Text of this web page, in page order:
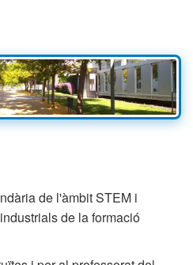
de l'àmbit STEM i
de la formació